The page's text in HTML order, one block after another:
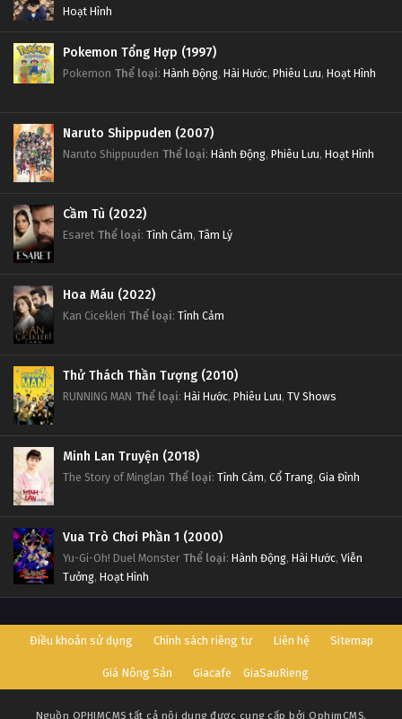
Hoạt Hình
Pokemon Tổng Hợp (1997)
Pokemon Thể loại: Hành Động, Hài Hước, Phiêu Lưu, Hoạt Hình
Naruto Shippuden (2007)
Naruto Shippuuden Thể loại: Hành Động, Phiêu Lưu, Hoạt Hình
Cầm Tù (2022)
Esaret Thể loại: Tình Cảm, Tâm Lý
Hoa Máu (2022)
Kan Cicekleri Thể loại: Tình Cảm
Thử Thách Thần Tượng (2010)
RUNNING MAN Thể loại: Hài Hước, Phiêu Lưu, TV Shows
Minh Lan Truyện (2018)
The Story of Minglan Thể loại: Tình Cảm, Cổ Trang, Gia Đình
Vua Trò Chơi Phần 1 (2000)
Yu-Gi-Oh! Duel Monster Thể loại: Hành Động, Hài Hước, Viễn
Tưởng, Hoạt Hình
Điều khoản sử dụng Chính sách riêng tư Liên hệ Sitemap
Giá Nông Sản Giacafe GiaSauRieng
Nguồn OPHIMCMS tất cả nội dung được cung cấp bởi OphimCMS.